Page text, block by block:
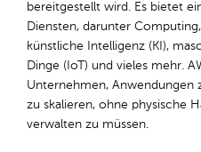
bereitgestellt wird. Es bietet
Diensten, darunter
künstliche Intelligenz (KI),
Dinge (IoT) und vieles mehr.
Unternehmen, Anwendungen
zu skalieren, ohne physische
verwalten zu müssen.